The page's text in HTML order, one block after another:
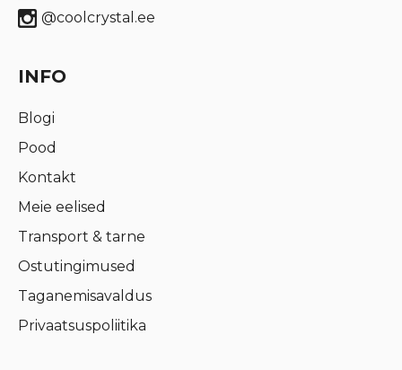
@coolcrystal.ee
INFO
Blogi
Pood
Kontakt
Meie eelised
Transport & tarne
Ostutingimused
Taganemisavaldus
Privaatsuspoliitika